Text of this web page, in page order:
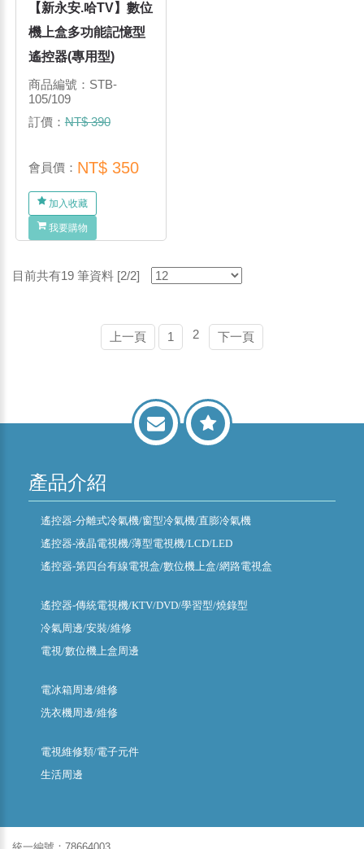
【新永安.哈TV】數位
機上盒多功能記憶型
遙控器(專用型)
商品編號：STB-
105/109
訂價：NT$ 390
會員價： NT$ 350
加入收藏
我要購物
目前共有19 筆資料 [2/2]
上一頁 1 2 下一頁
產品介紹
遙控器-分離式冷氣機/窗型冷氣機/直膨冷氣機
遙控器-液晶電視機/薄型電視機/LCD/LED
遙控器-第四台有線電視盒/數位機上盒/網路電視盒
遙控器-傳統電視機/KTV/DVD/學習型/燒錄型
冷氣周邊/安裝/維修
電視/數位機上盒周邊
電冰箱周邊/維修
洗衣機周邊/維修
電視維修類/電子元件
生活周邊